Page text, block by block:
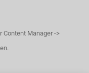
Content Manager ->